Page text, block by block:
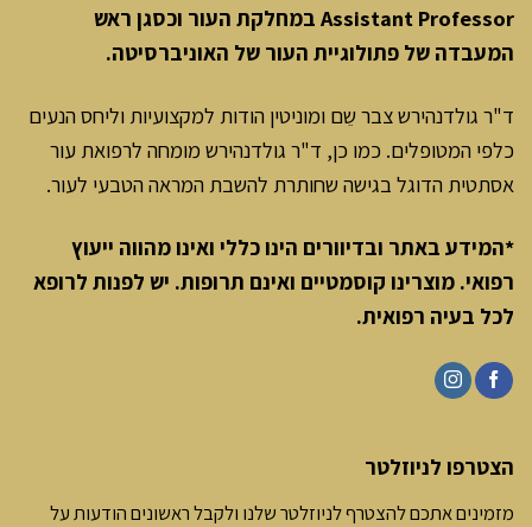
Assistant Professor במחלקת העור וכסגן ראש
המעבדה של פתולוגיית העור של האוניברסיטה.
ד"ר גולדנהירש צבר שֵם ומוניטין הודות למקצועיות וליחס הנעים
כלפי המטופלים. כמו כן, ד"ר גולדנהירש מומחה לרפואת עור
אסתטית הדוגל בגישה שחותרת להשבת המראה הטבעי לעור.
*המידע באתר ובדיוורים הינו כללי ואינו מהווה ייעוץ
רפואי. מוצרינו קוסמטיים ואינם תרופות. יש לפנות לרופא
לכל בעיה רפואית.
הצטרפו לניוזלטר
מזמינים אתכם להצטרף לניוזלטר שלנו ולקבל ראשונים הודעות על